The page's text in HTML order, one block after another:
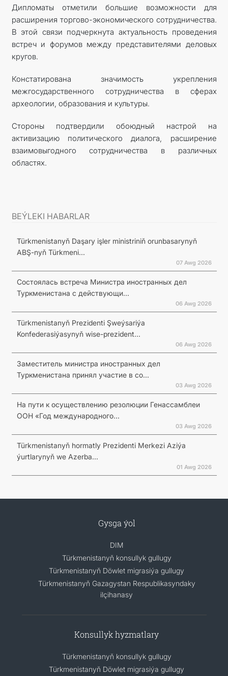
Дипломаты отметили большие возможности для
расширения торгово-экономического сотрудничества.
В этой связи подчеркнута актуальность проведения
встреч и форумов между представителями деловых
кругов.
Констатирована значимость укрепления
межгосударственного сотрудничества в сферах
археологии, образования и культуры.
Стороны подтвердили обоюдный настрой на
активизацию политического диалога, расширение
взаимовыгодного сотрудничества в различных
областях.
BEÝLEKI HABARLAR
Türkmenistanyň Daşary işler ministriniň orunbasarynyň
ABŞ-nyň Türkmeni...
07 Awg 2026
Состоялась встреча Министра иностранных дел
Туркменистана с действующи...
06 Awg 2026
Türkmenistanyň Prezidenti Şweýsariýa
Konfederasiýasynyň wise-prezident...
06 Awg 2026
Заместитель министра иностранных дел
Туркменистана принял участие в со...
03 Awg 2026
На пути к осуществлению резолюции Генассамблеи
ООН «Год международного...
03 Awg 2026
Türkmenistanyň hormatly Prezidenti Merkezi Aziýa
ýurtlarynyň we Azerba...
01 Awg 2026
Gysga ýol
DIM
Türkmenistanyň konsullyk gullugy
Türkmenistanyň Döwlet migrasiýa gullugy
Türkmenistanyň Gazagystan Respublikasyndaky
ilçihanasy
Konsullyk hyzmatlary
Türkmenistanyň konsullyk gullugy
Türkmenistanyň Döwlet migrasiýa gullugy